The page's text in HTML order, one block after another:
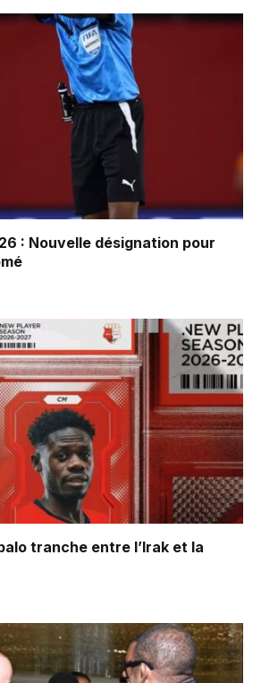
: Nouvelle désignation pour
tranche entre l’Irak et la